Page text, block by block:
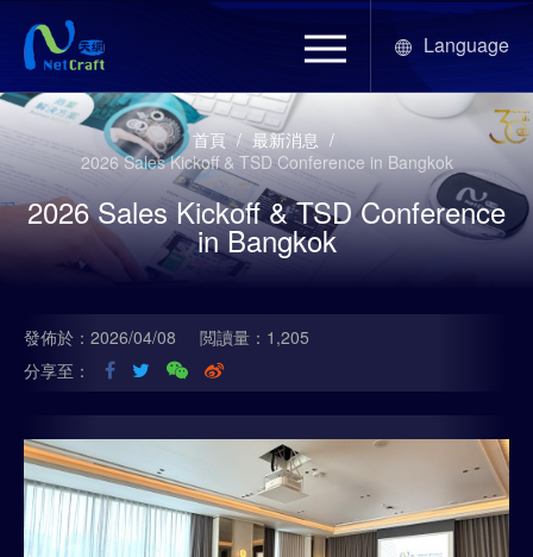
Language
首頁 / 最新消息 /
2026 Sales Kickoff & TSD Conference in Bangkok
2026 Sales Kickoff & TSD Conference
in Bangkok
發佈於：2026/04/08
閲讀量：1,205
分享至：